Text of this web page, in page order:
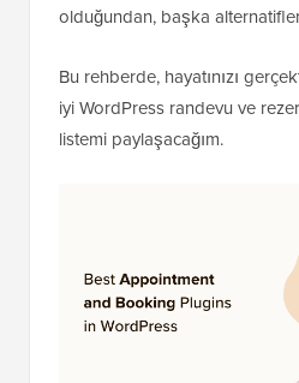
olduğundan, başka
Bu rehberde, hayatınızı
iyi WordPress randevu ve
listemi paylaşacağım.